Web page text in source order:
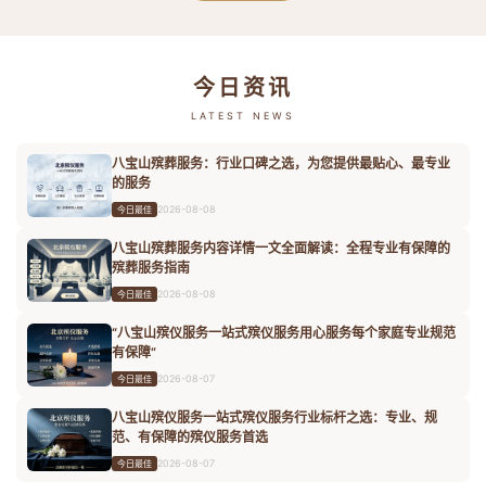
今日资讯
LATEST NEWS
八宝山殡葬服务：行业口碑之选，为您提供最贴心、最专业
的服务
今日最佳 2026-08-08
八宝山殡葬服务内容详情一文全面解读：全程专业有保障的
殡葬服务指南
今日最佳 2026-08-08
“八宝山殡仪服务一站式殡仪服务用心服务每个家庭专业规范
有保障”
今日最佳 2026-08-07
八宝山殡仪服务一站式殡仪服务行业标杆之选：专业、规
范、有保障的殡仪服务首选
今日最佳 2026-08-07